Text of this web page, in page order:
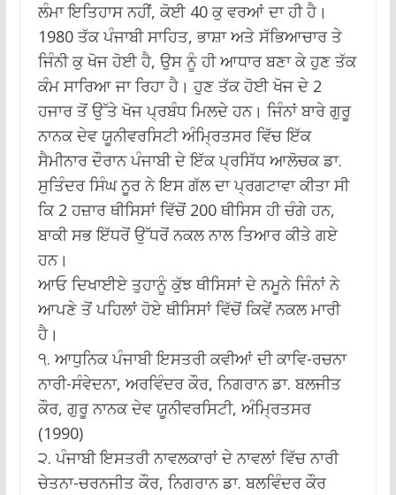
ਲੰਮਾ ਇਤਿਹਾਸ ਨਹੀਂ, ਕੋਈ 40 ਕੁ ਵਰਆਂ ਦਾ ਹੀ ਹੈ।
1980 ਤੱਕ ਪੰਜਾਬੀ ਸਾਹਿਤ, ਭਾਸ਼ਾ ਅਤੇ ਸੱਭਿਆਚਾਰ ਤੇ
ਜਿੰਨੀ ਕੁ ਖੋਜ ਹੋਈ ਹੈ, ਉਸ ਨੂੰ ਹੀ ਆਧਾਰ ਬਣਾ ਕੇ ਹੁਣ ਤੱਕ
ਕੰਮ ਸਾਰਿਆ ਜਾ ਰਿਹਾ ਹੈ। ਹੁਣ ਤੱਕ ਹੋਈ ਖੋਜ ਦੇ 2
ਹਜਾਰ ਤੋਂ ਉੱਤੇ ਖੋਜ ਪ੍ਰਬੰਧ ਮਿਲਦੇ ਹਨ। ਜਿੰਨਾਂ ਬਾਰੇ ਗੁਰੂ
ਨਾਨਕ ਦੇਵ ਯੂਨੀਵਰਸਿਟੀ ਅੰਮ੍ਰਿਤਸਰ ਵਿੱਚ ਇੱਕ
ਸੈਮੀਨਾਰ ਦੌਰਾਨ ਪੰਜਾਬੀ ਦੇ ਇੱਕ ਪ੍ਰਸਿੱਧ ਆਲੋਚਕ ਡਾ.
ਸੁਤਿੰਦਰ ਸਿੰਘ ਨੂਰ ਨੇ ਇਸ ਗੱਲ ਦਾ ਪ੍ਰਗਟਾਵਾ ਕੀਤਾ ਸੀ
ਕਿ 2 ਹਜ਼ਾਰ ਥੀਸਿਸਾਂ ਵਿੱਚੋਂ 200 ਥੀਸਿਸ ਹੀ ਚੰਗੇ ਹਨ,
ਬਾਕੀ ਸਭ ਇੱਧਰੋਂ ਉੱਧਰੋਂ ਨਕਲ ਨਾਲ ਤਿਆਰ ਕੀਤੇ ਗਏ
ਹਨ।
ਆਓ ਦਿਖਾਈਏ ਤੁਹਾਨੂੰ ਕੁੱਝ ਥੀਸਿਸਾਂ ਦੇ ਨਮੂਨੇ ਜਿੰਨਾਂ ਨੇ
ਆਪਣੇ ਤੋਂ ਪਹਿਲਾਂ ਹੋਏ ਥੀਸਿਸਾਂ ਵਿੱਚੋਂ ਕਿਵੇਂ ਨਕਲ ਮਾਰੀ
ਹੈ।
੧. ਆਧੁਨਿਕ ਪੰਜਾਬੀ ਇਸਤਰੀ ਕਵੀਆਂ ਦੀ ਕਾਵਿ-ਰਚਨਾ
ਨਾਰੀ-ਸੰਵੇਦਨਾ, ਅਰਵਿੰਦਰ ਕੌਰ, ਨਿਗਰਾਨ ਡਾ. ਬਲਜੀਤ
ਕੌਰ, ਗੁਰੂ ਨਾਨਕ ਦੇਵ ਯੂਨੀਵਰਸਿਟੀ, ਅੰਮ੍ਰਿਤਸਰ
(1990)
੨. ਪੰਜਾਬੀ ਇਸਤਰੀ ਨਾਵਲਕਾਰਾਂ ਦੇ ਨਾਵਲਾਂ ਵਿੱਚ ਨਾਰੀ
ਚੇਤਨਾ-ਚਰਨਜੀਤ ਕੌਰ, ਨਿਗਰਾਨ ਡਾ. ਬਲਵਿੰਦਰ ਕੌਰ